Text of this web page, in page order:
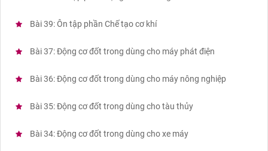
Bài 39: Ôn tập phần Chế tạo cơ khí
Bài 37: Động cơ đốt trong dùng cho máy phát điện
Bài 36: Động cơ đốt trong dùng cho máy nông nghiệp
Bài 35: Động cơ đốt trong dùng cho tàu thủy
Bài 34: Động cơ đốt trong dùng cho xe máy